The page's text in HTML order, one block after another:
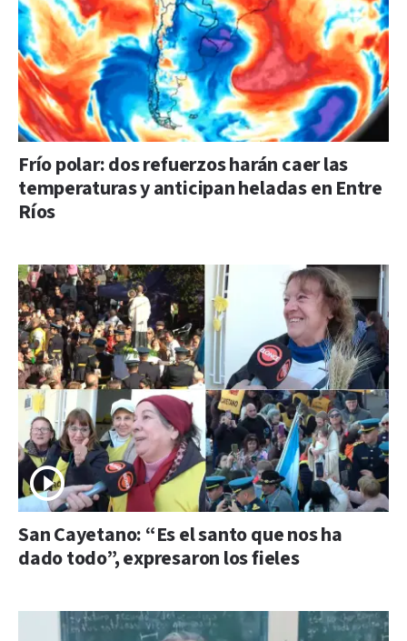
Frío polar: dos refuerzos harán caer las
temperaturas y anticipan heladas en Entre
Ríos
San Cayetano: “Es el santo que nos ha
dado todo”, expresaron los fieles